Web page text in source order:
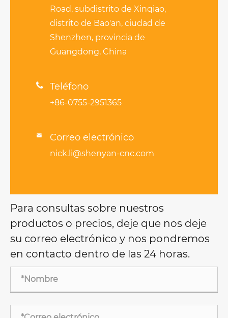
Road, subdistrito de Xinqiao,
distrito de Bao'an, ciudad de
Shenzhen, provincia de
Guangdong, China
 Teléfono
+86-0755-2951365
 Correo electrónico
nick.li@shenyan-cnc.com
Para consultas sobre nuestros
productos o precios, deje que nos deje
su correo electrónico y nos pondremos
en contacto dentro de las 24 horas.